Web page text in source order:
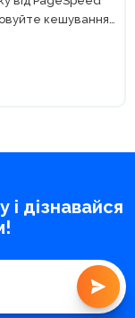
дізнавайся